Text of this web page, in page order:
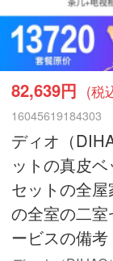
82,639円 (税
16045619184303
ディオ（
ットの真皮
セットの全
の全室の二
ービスの備考